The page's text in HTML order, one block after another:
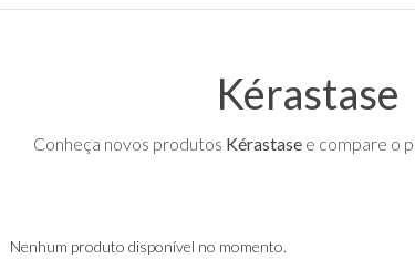
Kérastase
Conheça novos produtos Kérastase e compare o
Nenhum produto disponível no momento.